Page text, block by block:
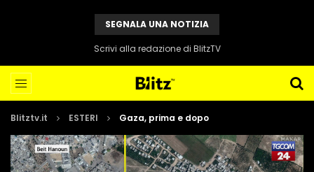
SEGNALA UNA NOTIZIA
Scrivi alla redazione di BlitzTV
Blitztv.it ESTERI Gaza, prima e dopo